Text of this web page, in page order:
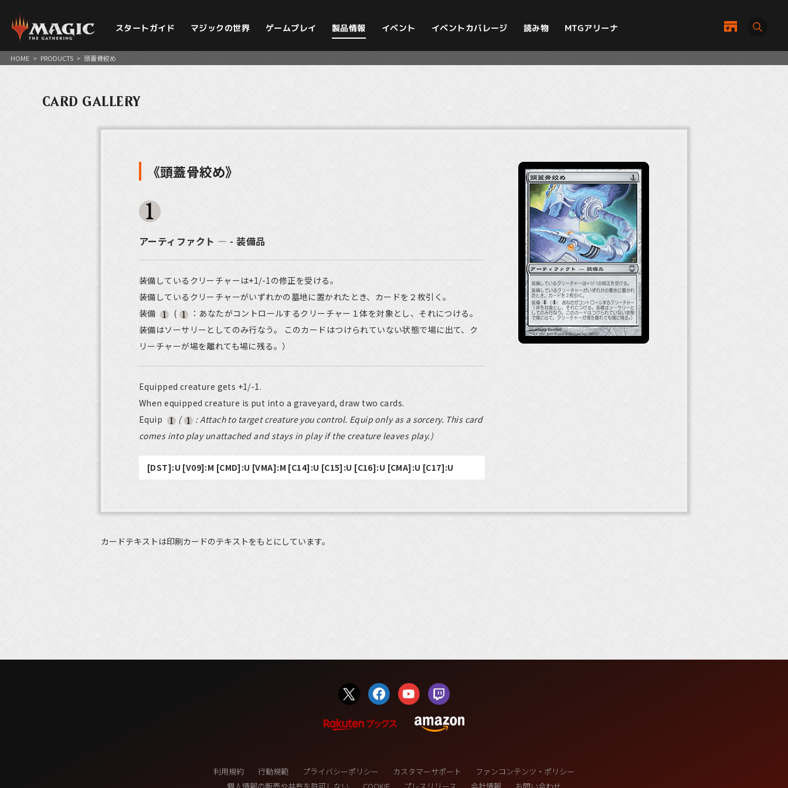
スタートガイド マジックの世界 ゲームプレイ 製品情報 イベント イベントカバレージ 読み物 MTGアリーナ
HOME > PRODUCTS > 頭蓋骨絞め
CARD GALLERY
《頭蓋骨絞め》
アーティファクト ― - 装備品
装備しているクリーチャーは+1/-1の修正を受ける。
装備しているクリーチャーがいずれかの墓地に置かれたとき、カードを２枚引く。
装備
(
：あなたがコントロールするクリーチャー１体を対象とし、それにつける。
装備はソーサリーとしてのみ行なう。 このカードはつけられていない状態で場に出て、ク
リーチャーが場を離れても場に残る。）
Equipped creature gets +1/-1.
When equipped creature is put into a graveyard, draw two cards.
Equip
(
: Attach to target creature you control. Equip only as a sorcery. This card
comes into play unattached and stays in play if the creature leaves play.)
[DST]:U [V09]:M [CMD]:U [VMA]:M [C14]:U [C15]:U [C16]:U [CMA]:U [C17]:U
カードテキストは印刷カードのテキストをもとにしています。
利用規約 行動規範 プライバシーポリシー カスタマーサポート
ファンコンテンツ・ポリシー